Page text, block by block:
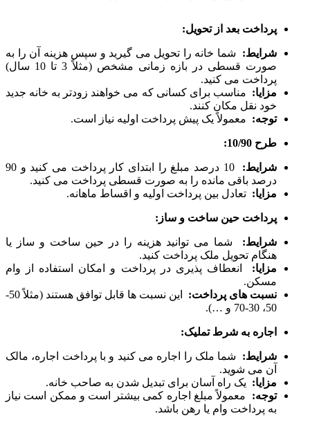
پرداخت بعد از تحویل:
شرایط:
شما خانه را تحویل می گیرید و سپس هزینه آن را به
صورت قسطی در بازه زمانی مشخص (مثلاً 3 تا 10 سال)
پرداخت می کنید.
مزایا: مناسب برای کسانی که می خواهند زودتر به خانه جدید
خود نقل مکان کنند.
توجه: معمولاً یک پیش پرداخت اولیه نیاز است.
طرح 10/90:
شرایط:
10 درصد مبلغ را ابتدای کار پرداخت می کنید و 90
درصد باقی مانده را به صورت قسطی پرداخت می کنید.
مزایا: تعادل بین پرداخت اولیه و اقساط ماهانه.
پرداخت حین ساخت و ساز:
شرایط:
شما می توانید هزینه را در حین ساخت و ساز یا
هنگام تحویل ملک پرداخت کنید.
مزایا:
انعطاف پذیری در پرداخت و امکان استفاده از وام
مسکن.
نسبت های پرداخت:
این نسبت ها قابل توافق هستند (مثلاً 50-
50، 30-70 و …).
اجاره به شرط تملیک:
شرایط:
شما ملک را اجاره می کنید و با پرداخت اجاره، مالک
آن می شوید.
مزایا: یک راه آسان برای تبدیل شدن به صاحب خانه.
توجه:
معمولاً مبلغ اجاره کمی بیشتر است و ممکن است نیاز
به پرداخت وام یا رهن باشد.